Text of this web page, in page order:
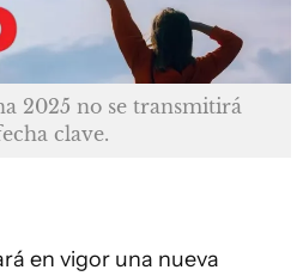
2025 no se transmitirá
clave.
en vigor una nueva